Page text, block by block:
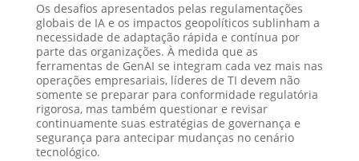
Os desafios apresentados pelas regulamentações
globais de IA e os impactos geopolíticos sublinham a
necessidade de adaptação rápida e contínua por
parte das organizações. À medida que as
ferramentas de GenAI se integram cada vez mais nas
operações empresariais, líderes de TI devem não
somente se preparar para conformidade regulatória
rigorosa, mas também questionar e revisar
continuamente suas estratégias de governança e
segurança para antecipar mudanças no cenário
tecnológico.